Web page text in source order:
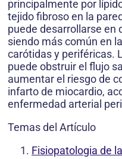
principalmente por
tejido fibroso en la
puede desarrollarse en
siendo más común en
carótidas y periféricas.
puede obstruir el flujo
aumentar el riesgo de
infarto de miocardio,
enfermedad arterial
Temas del Artículo
Fisiopatologia de